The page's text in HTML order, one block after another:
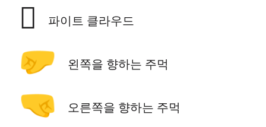
🫯 파이트 클라우드
🤛 왼쪽을 향하는 주먹
🤜 오른쪽을 향하는 주먹